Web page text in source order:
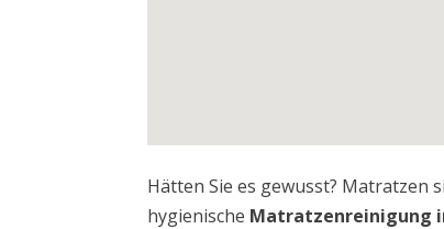
Hätten Sie es gewusst? Matratzen
hygienische Matratzenreinigung